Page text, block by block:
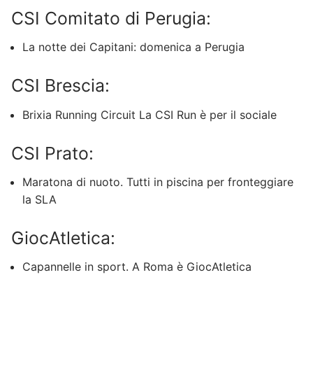
CSI Comitato di Perugia:
La notte dei Capitani: domenica a Perugia
CSI Brescia:
Brixia Running Circuit La CSI Run è per il sociale
CSI Prato:
Maratona di nuoto. Tutti in piscina per fronteggiare
la SLA
GiocAtletica:
Capannelle in sport. A Roma è GiocAtletica